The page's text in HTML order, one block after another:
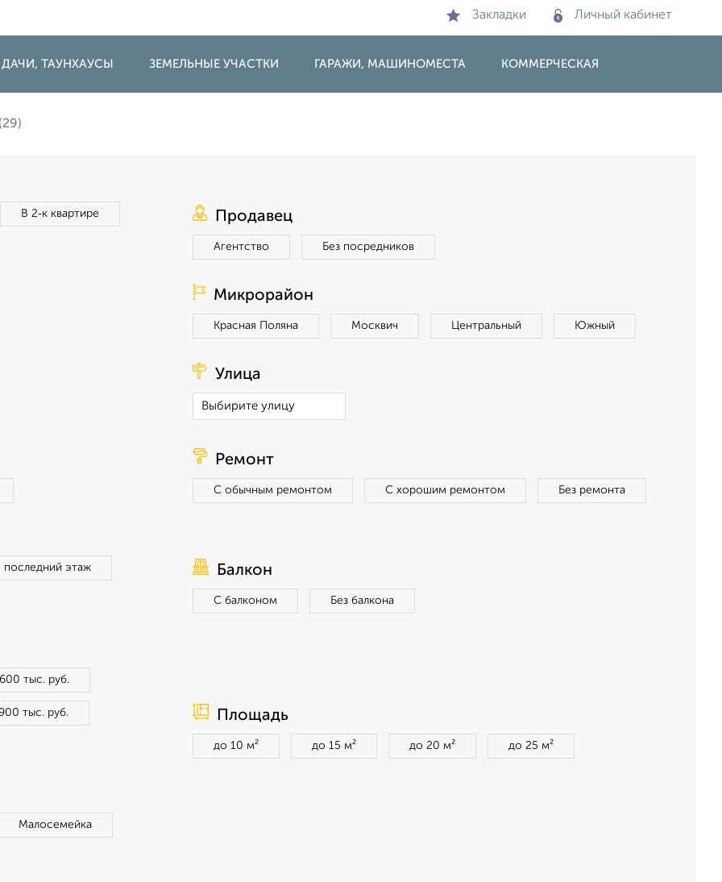
Закладки Личный кабинет
ТАУНХАУСЫ ЗЕМЕЛЬНЫЕ УЧАСТКИ ГАРАЖИ, МАШИНОМЕСТА КОММЕРЧЕСКАЯ
В 2‑к квартире Продавец
Агентство Без посредников
Микрорайон
Красная Поляна Москвич Центральный Южный
Улица
Ремонт
С обычным ремонтом С хорошим ремонтом Без ремонта
последний этаж Балкон
С балконом Без балкона
тыс. руб.
тыс. руб. Площадь
до 10 м² до 15 м² до 20 м² до 25 м²
Малосемейка